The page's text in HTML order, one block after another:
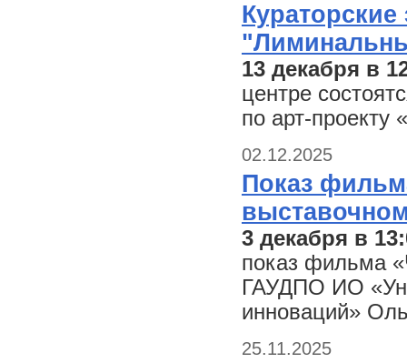
13 декабря в
центре
по арт-
02.12.2025
Показ
3 декабря в
показ фильма
ГАУДПО ИО
инноваций»
25.11.2025